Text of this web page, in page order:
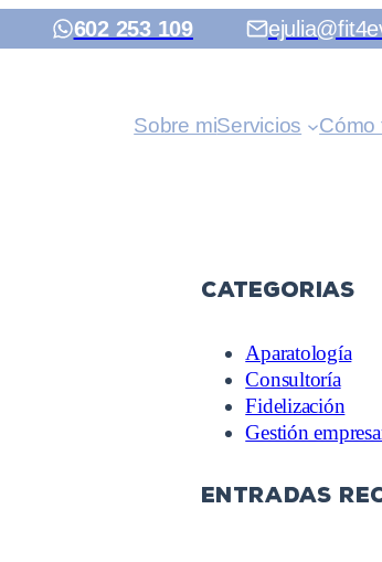
602 253 109
Sobre miServicios Cómo
Categorias
Aparatología
Consultoría
Fidelización
Gestión
entradas